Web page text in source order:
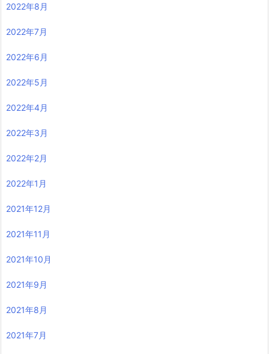
2022年8月
2022年7月
2022年6月
2022年5月
2022年4月
2022年3月
2022年2月
2022年1月
2021年12月
2021年11月
2021年10月
2021年9月
2021年8月
2021年7月